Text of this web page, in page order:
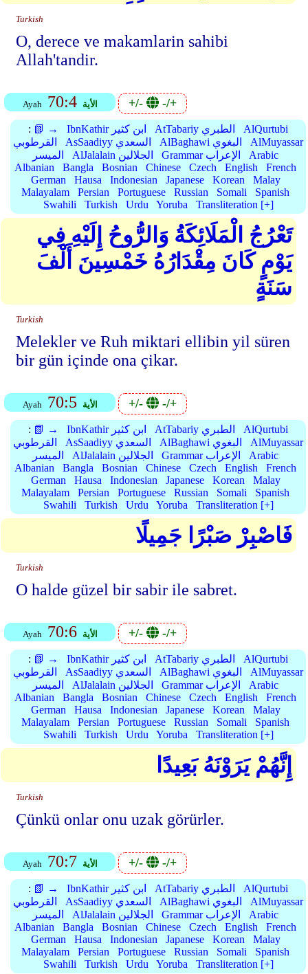
Turkish
O, derece ve makamlarin sahibi
Allah'tandir.
Ayah 70:4 الأية +/- -/+
: 📗 → IbnKathir ابن كثير AtTabariy الطبري
AlQurtubi
القرطوبي
AsSaadiyy السعدي AlBaghawi البغوي
AlMuyassar
الميسر
AlJalalain الجلالين Grammar الإعراب
Arabic
Albanian
Bangla Bosnian Chinese Czech English
French
German
Hausa Indonesian Japanese Korean
Malay
Malayalam
Persian Portuguese Russian Somali
Spanish
Swahili
Turkish Urdu Yoruba Transliteration [+]
تَعْرُجُ الْمَلَائِكَةُ وَالرُّوحُ إِلَيْهِ فِي
يَوْمٍ كَانَ مِقْدَارُهُ خَمْسِينَ أَلْفَ
سَنَةٍ
Turkish
Melekler ve Ruh miktari ellibin yil süren
bir gün içinde ona çikar.
Ayah 70:5 الأية +/- -/+
: 📗 → IbnKathir ابن كثير AtTabariy الطبري
AlQurtubi
القرطوبي
AsSaadiyy السعدي AlBaghawi البغوي
AlMuyassar
الميسر
AlJalalain الجلالين Grammar الإعراب
Arabic
Albanian
Bangla Bosnian Chinese Czech English
French
German
Hausa Indonesian Japanese Korean
Malay
Malayalam
Persian Portuguese Russian Somali
Spanish
Swahili
Turkish Urdu Yoruba Transliteration [+]
فَاصْبِرْ صَبْرًا جَمِيلًا
Turkish
O halde güzel bir sabir ile sabret.
Ayah 70:6 الأية +/- -/+
: 📗 → IbnKathir ابن كثير AtTabariy الطبري
AlQurtubi
القرطوبي
AsSaadiyy السعدي AlBaghawi البغوي
AlMuyassar
الميسر
AlJalalain الجلالين Grammar الإعراب
Arabic
Albanian
Bangla Bosnian Chinese Czech English
French
German
Hausa Indonesian Japanese Korean
Malay
Malayalam
Persian Portuguese Russian Somali
Spanish
Swahili
Turkish Urdu Yoruba Transliteration [+]
إِنَّهُمْ يَرَوْنَهُ بَعِيدًا
Turkish
Çünkü onlar onu uzak görürler.
Ayah 70:7 الأية +/- -/+
: 📗 → IbnKathir ابن كثير AtTabariy الطبري
AlQurtubi
القرطوبي
AsSaadiyy السعدي AlBaghawi البغوي
AlMuyassar
الميسر
AlJalalain الجلالين Grammar الإعراب
Arabic
Albanian
Bangla Bosnian Chinese Czech English
French
German
Hausa Indonesian Japanese Korean
Malay
Malayalam
Persian Portuguese Russian Somali
Spanish
Swahili
Turkish Urdu Yoruba Transliteration [+]